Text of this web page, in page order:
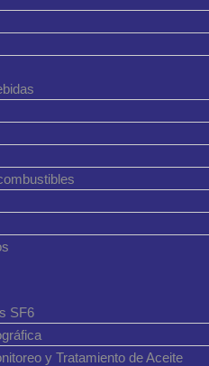
SF6
y Tratamiento de Aceite